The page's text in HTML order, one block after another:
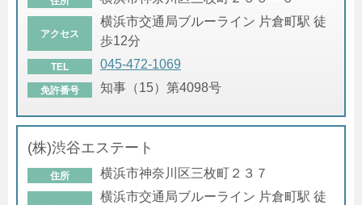
アクセス
横浜市交通局ブルーライン 片倉町駅 徒
歩12分
TEL 045-472-1069
免許番号 知事（15）第4098号
(株)渋谷エステート
住所 横浜市神奈川区三枚町２３７
横浜市交通局ブルーライン 片倉町駅 徒